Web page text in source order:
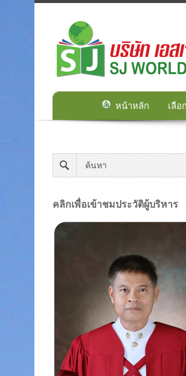
หน้าหลัก เลือ
คลิกเพื่อเข้าชมประวัติผู้บริหาร